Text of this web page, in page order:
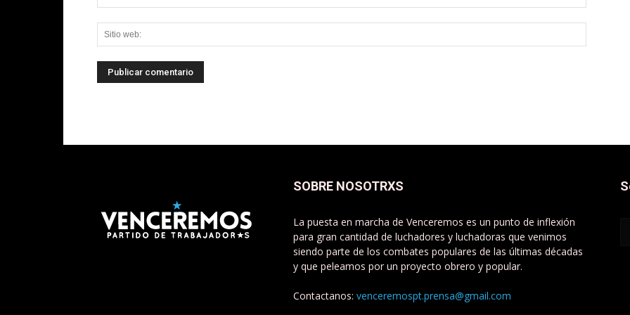
SOBRE NOSOTRXS
La puesta en marcha de Venceremos es un punto de inflexión
para gran cantidad de luchadores y luchadoras que venimos
siendo parte de los combates populares de las últimas décadas
y que peleamos por un proyecto obrero y popular.
Contactanos: venceremospt.prensa@gmail.com